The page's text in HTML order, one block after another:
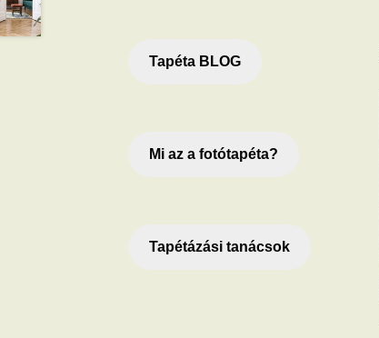
Tapéta BLOG
Mi az a fotótapéta?
Tapétázási tanácsok